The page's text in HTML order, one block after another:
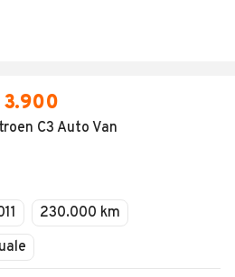
C3 Auto Van
230.000 km